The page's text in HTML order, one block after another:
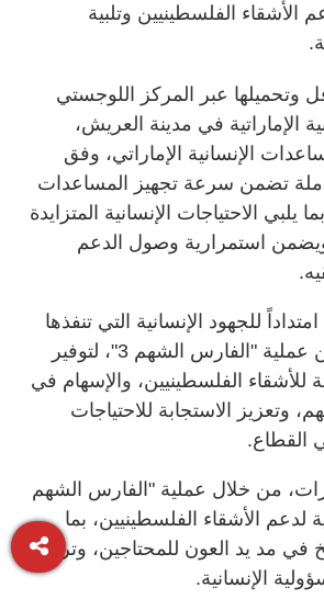
الأشقاء الفلسطينيين وتلبية
وتحميلها عبر المركز اللوجستي
الإماراتية في مدينة العريش،
الإنسانية الإماراتي، وفق
تضمن سرعة تجهيز المساعدات
يلبي الاحتياجات الإنسانية المتزايدة
استمرارية وصول الدعم
للجهود الإنسانية التي تنفذها
دولة الإمارات ضمن عملية "الفارس الشهم 3"، لتوفير
للأشقاء الفلسطينيين، والإسهام في
وتعزيز الاستجابة للاحتياجات
القطاع.
من خلال عملية "الفارس الشهم
لدعم الأشقاء الفلسطينيين، بما
في مد يد العون للمحتاجين، وترسيخ
الإنسانية.